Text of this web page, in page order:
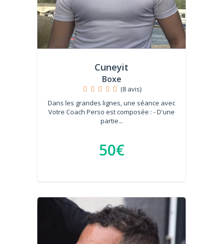
Cuneyit
Boxe
(8 avis)
Dans les grandes lignes, une séance avec
Votre Coach Perso est composée : - D'une
partie...
50€